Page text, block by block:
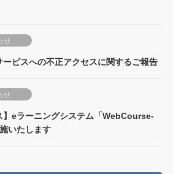
せ
ビスへの不正アクセスに関するご報告
せ
】eラーニングシステム「WebCourse-
いたします